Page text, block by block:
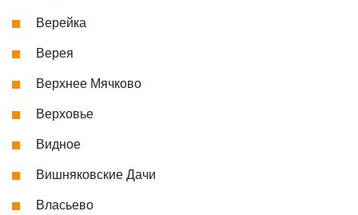
Верейка
Верея
Верхнее Мячково
Верховье
Видное
Вишняковские Дачи
Власьево